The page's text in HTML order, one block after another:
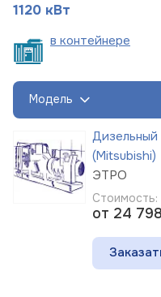
1120 кВт
в контейнере
Модель
(Mitsubishi)
ЭТРО
Стоимость:
от 24